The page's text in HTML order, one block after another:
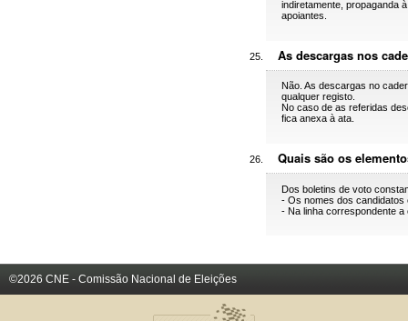
indiretamente, propaganda
apoiantes.
As descargas nos
Não. As descargas no
qualquer registo.
No caso de as referidas
fica anexa à ata.
Quais são os
Dos boletins de voto
- Os nomes dos
- Na linha correspondente a
©2026 CNE - Comissão Nacional de Eleições